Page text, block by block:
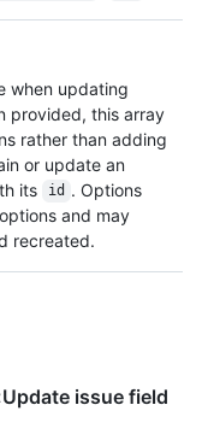
when updating
provided, this array
rather than adding
or update an
its
id . Options
and may
recreated.
issue field